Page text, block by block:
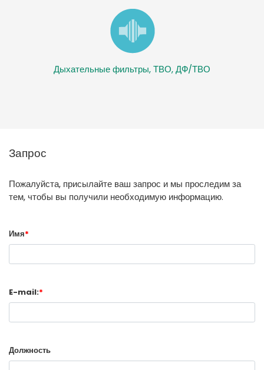
Дыхательные фильтры, ТВО, ДФ/ТВО
Запрос
Пожалуйста, присылайте ваш запрос и мы проследим за
тем, чтобы вы получили необходимую информацию.
Имя*
E-mail:*
Должность